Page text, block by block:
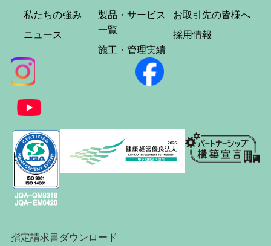
私たちの強み
ニュース
製品・サービス
一覧
施工・管理実績
お取引先の皆様へ
採用情報
指定請求書ダウンロード